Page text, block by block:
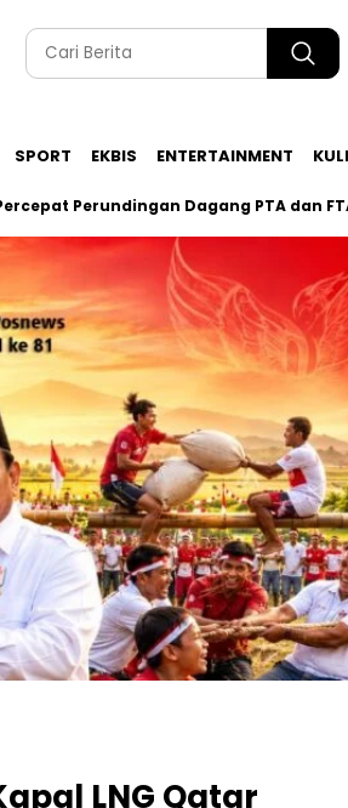
SPORT EKBIS ENTERTAINMENT
Dagang PTA dan FTA
LNG Qatar